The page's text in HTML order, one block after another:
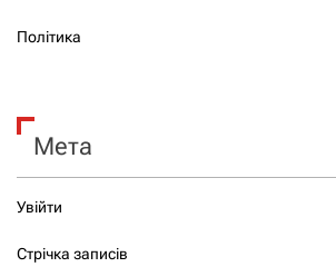
Політика
Мета
Увійти
Стрічка записів